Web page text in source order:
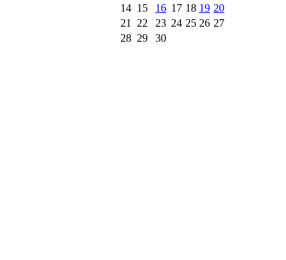
14 15 16 17 18 19 20
21
22 23 24 25 26 27
28 29 30